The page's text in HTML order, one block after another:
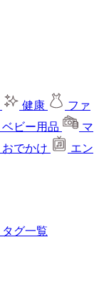
健康
ファ
ベビー用品
マ
おでかけ
エン
タグ一覧